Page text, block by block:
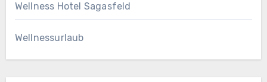
Wellness Hotel Sagasfeld
Wellnessurlaub